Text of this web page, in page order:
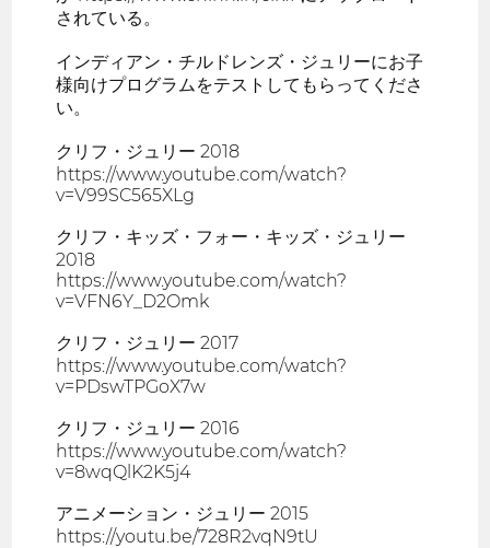
されている。
インディアン・チルドレンズ・ジュリーにお子
様向けプログラムをテストしてもらってくださ
い。
クリフ・ジュリー 2018
https://www.youtube.com/watch?
v=V99SC565XLg
クリフ・キッズ・フォー・キッズ・ジュリー
2018
https://www.youtube.com/watch?
v=VFN6Y_D2Omk
クリフ・ジュリー 2017
https://www.youtube.com/watch?
v=PDswTPGoX7w
クリフ・ジュリー 2016
https://www.youtube.com/watch?
v=8wqQlK2K5j4
アニメーション・ジュリー 2015
https://youtu.be/728R2vqN9tU